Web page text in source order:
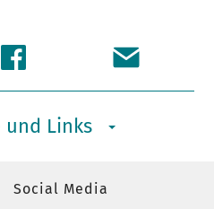
und Links
Social Media